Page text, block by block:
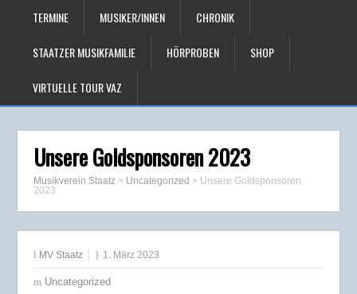
TERMINE MUSIKER/INNEN CHRONIK
STAATZER MUSIKFAMILIE HÖRPROBEN SHOP
VIRTUELLE TOUR VAZ
Unsere Goldsponsoren 2023
Musikverein Staatz > Uncategorized > Unsere Goldsponsoren
2023
MV Staatz 1. März 2023
Uncategorized